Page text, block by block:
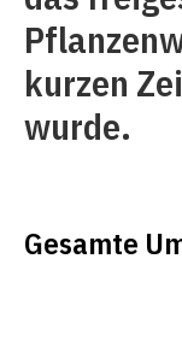
kurzen
wurde.
Gesamte